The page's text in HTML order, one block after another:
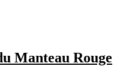
Manteau Rouge